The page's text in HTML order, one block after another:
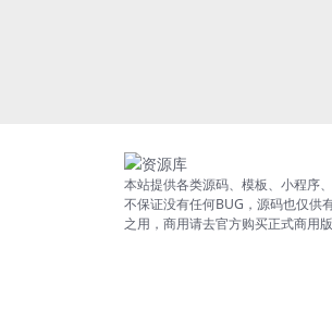
本站提供各类源码、模板、小程序
不保证没有任何BUG，源码也仅供
之用，商用请去官方购买正式商用版